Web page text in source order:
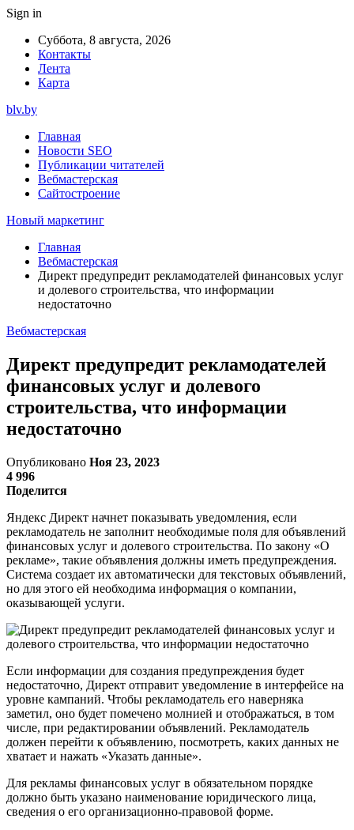
Sign in
Суббота, 8 августа, 2026
Контакты
Лента
Карта
blv.by
Главная
Новости SEO
Публикации читателей
Вебмастерская
Сайтостроение
Новый маркетинг
Главная
Вебмастерская
Директ предупредит рекламодателей финансовых услуг
и долевого строительства, что информации
недостаточно
Вебмастерская
Директ предупредит рекламодателей
финансовых услуг и долевого
строительства, что информации
недостаточно
Опубликовано Ноя 23, 2023
4 996
Поделится
Яндекс Директ начнет показывать уведомления, если
рекламодатель не заполнит необходимые поля для объявлений
финансовых услуг и долевого строительства. По закону «О
рекламе», такие объявления должны иметь предупреждения.
Система создает их автоматически для текстовых объявлений,
но для этого ей необходима информация о компании,
оказывающей услуги.
Если информации для создания предупреждения будет
недостаточно, Директ отправит уведомление в интерфейсе на
уровне кампаний. Чтобы рекламодатель его наверняка
заметил, оно будет помечено молнией и отображаться, в том
числе, при редактировании объявлений. Рекламодатель
должен перейти к объявлению, посмотреть, каких данных не
хватает и нажать «Указать данные».
Для рекламы финансовых услуг в обязательном порядке
должно быть указано наименование юридического лица,
сведения о его организационно-правовой форме.